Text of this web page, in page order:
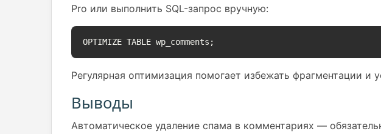
Pro или выполнить SQL-запрос вручную:
OPTIMIZE TABLE wp_comments;
Регулярная оптимизация помогает избежать фрагментации и
Выводы
Автоматическое удаление спама в комментариях —